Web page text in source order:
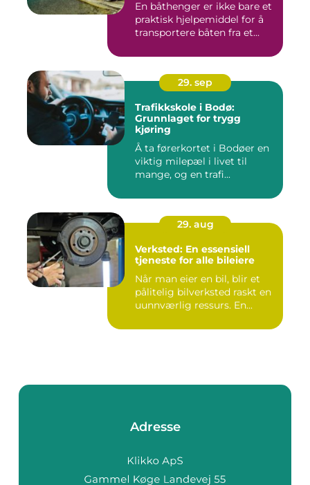
En båthenger er ikke bare et
praktisk hjelpemiddel for å
transportere båten fra et...
29. sep
Trafikkskole i Bodø:
Grunnlaget for trygg
kjøring
Å ta førerkortet i Bodøer en
viktig milepæl i livet til
mange, og en trafi...
29. aug
Verksted: En essensiell
tjeneste for alle bileiere
Når man eier en bil, blir et
pålitelig bilverksted raskt en
uunnværlig ressurs. En...
Adresse